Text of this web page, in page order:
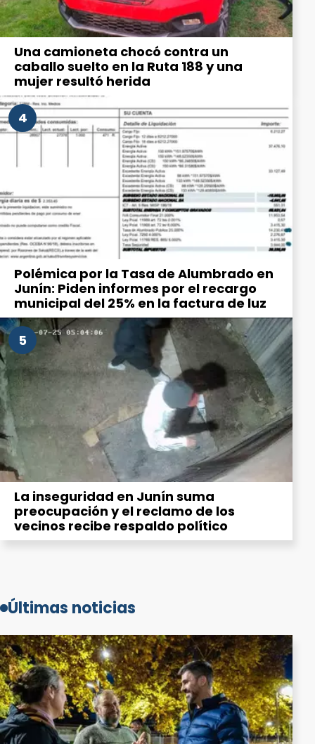
Una camioneta chocó contra un
caballo suelto en la Ruta 188 y una
mujer resultó herida
4
Polémica por la Tasa de Alumbrado en
Junín: Piden informes por el recargo
municipal del 25% en la factura de luz
5
La inseguridad en Junín suma
preocupación y el reclamo de los
vecinos recibe respaldo político
Últimas noticias